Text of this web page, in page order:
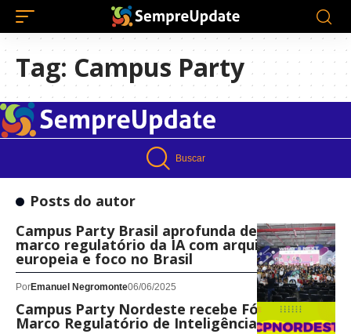
Tag: Campus Party
Buscar
Posts do autor
Campus Party Brasil aprofunda debate sobre
marco regulatório da IA com arquiteto da lei
europeia e foco no Brasil
PorEmanuel Negromonte06/06/2025
Campus Party Nordeste recebe Fórum do
Marco Regulatório de Inteligência Artificial